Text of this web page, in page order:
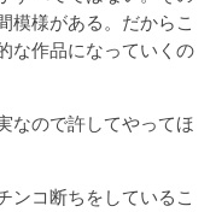
模様がある。だからこ
な作品になっていくの
なので許してやってほ
コ断ちをしているこ